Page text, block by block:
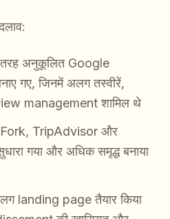
अनुकूलित Google
गए, जिनमें अलग तस्वीरें,
management शामिल थे
TripAdvisor और
गया और अधिक समृद्ध बनाया
landing page तैयार किया